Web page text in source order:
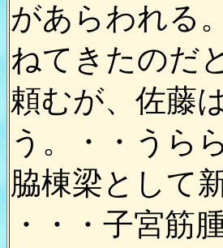
があらわれる
ねてきたのだ
頼むが、佐藤
う。・・うら
脇棟梁として
・・・子宮筋